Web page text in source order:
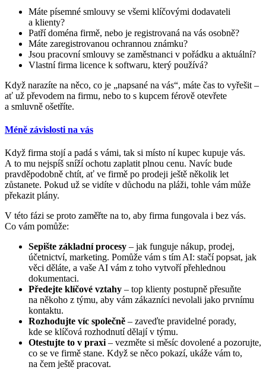
Máte písemné smlouvy se všemi klíčovými dodavateli
a klienty?
Patří doména firmě, nebo je registrovaná na vás osobně?
Máte zaregistrovanou ochrannou známku?
Jsou pracovní smlouvy se zaměstnanci v pořádku a aktuální?
Vlastní firma licence k softwaru, který používá?
Když narazíte na něco, co je „napsané na vás“, máte čas to vyřešit –
ať už převodem na firmu, nebo to s kupcem férově otevřete
a smluvně ošetříte.
Méně závislosti na vás
Když firma stojí a padá s vámi, tak si místo ní kupec kupuje vás.
A to mu nejspíš sníží ochotu zaplatit plnou cenu. Navíc bude
pravděpodobně chtít, ať ve firmě po prodeji ještě několik let
zůstanete. Pokud už se vidíte v důchodu na pláži, tohle vám může
překazit plány.
V této fázi se proto zaměřte na to, aby firma fungovala i bez vás.
Co vám pomůže:
Sepište základní procesy – jak funguje nákup, prodej,
účetnictví, marketing. Pomůže vám s tím AI: stačí popsat, jak
věci děláte, a vaše AI vám z toho vytvoří přehlednou
dokumentaci.
Předejte klíčové vztahy – top klienty postupně přesuňte
na někoho z týmu, aby vám zákazníci nevolali jako prvnímu
kontaktu.
Rozhodujte víc společně – zaveďte pravidelné porady,
kde se klíčová rozhodnutí dělají v týmu.
Otestujte to v praxi – vezměte si měsíc dovolené a pozorujte,
co se ve firmě stane. Když se něco pokazí, ukáže vám to,
na čem ještě pracovat.